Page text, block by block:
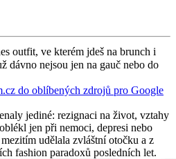
outfit, ve kterém jdeš na brunch i
dávno nejsou jen na gauč nebo do
do oblíbených zdrojů pro Google
jediné: rezignaci na život, vztahy
jen při nemoci, depresi nebo
udělala zvláštní otočku a z
fashion paradoxů posledních let.